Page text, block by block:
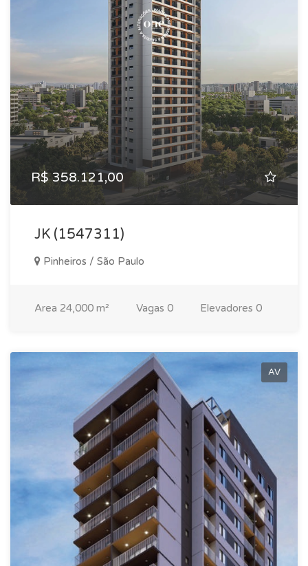
R$ 358.121,00
JK (1547311)
Pinheiros / São Paulo
Area 24,000 m² Vagas 0 Elevadores 0
AV